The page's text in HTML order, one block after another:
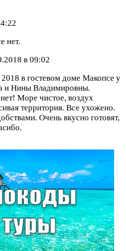
нет.
в 09:02
в гостевом доме Макопсе у
и Нины Владимировны.
Море чистое, воздух
территория. Все ухожено.
Очень вкусно готовят,